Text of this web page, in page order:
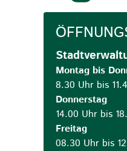
Montag bis
8.30 Uhr bis
Donnerstag
14.00 Uhr bis
Freitag
08.30 Uhr bis